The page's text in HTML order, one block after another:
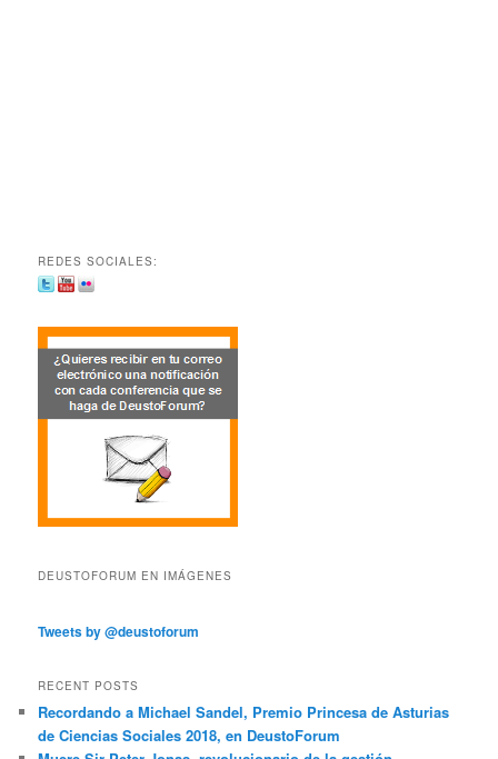
REDES SOCIALES:
DEUSTOFORUM EN IMÁGENES
Tweets by @deustoforum
RECENT POSTS
Recordando a Michael Sandel, Premio Princesa de Asturias
de Ciencias Sociales 2018, en DeustoForum